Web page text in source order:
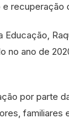
recuperação
no ano de
por parte
familiares